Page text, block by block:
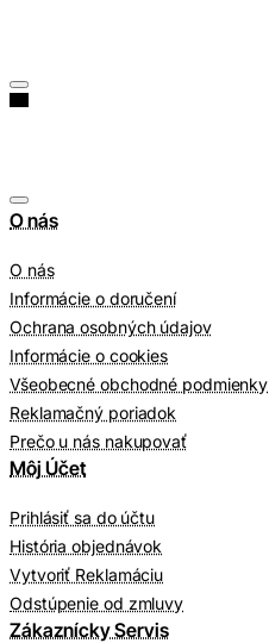
O nás
O nás
Informácie o doručení
Ochrana osobných údajov
Informácie o cookies
Všeobecné obchodné podmienky
Reklamačný poriadok
Prečo u nás nakupovať
Môj Účet
Prihlásiť sa do účtu
História objednávok
Vytvoriť Reklamáciu
Odstúpenie od zmluvy
Zákaznícky Servis